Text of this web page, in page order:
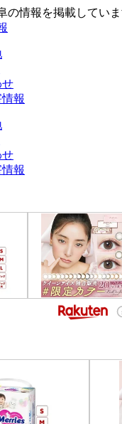
の情報を掲載してい
せ
報
せ
報